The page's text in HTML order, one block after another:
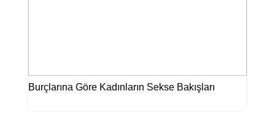
Burçlarına Göre Kadınların Sekse Bakışları